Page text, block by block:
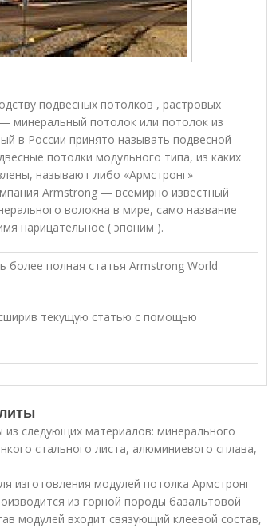
подвесных потолков , растровых
минеральный потолок или потолок из
в России принято называть подвесной
потолки модульного типа, из каких
называют либо «Армстронг»
Armstrong — всемирно известный
волокна в мире, само название
нарицательное ( эпоним ).
более полная статья Armstrong World
текущую статью с помощью
следующих материалов: минерального
стального листа, алюминиевого сплава,
изготовления модулей потолка Армстронг
из горной породы базальтовой
модулей входит связующий клеевой состав,